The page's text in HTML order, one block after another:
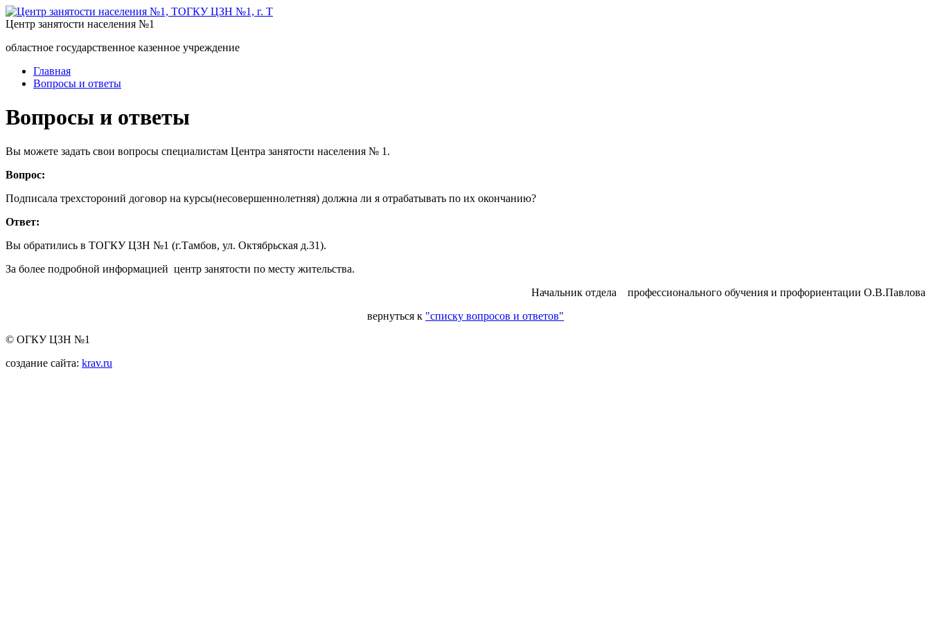
Центр занятости населения №1
областное государственное казенное учреждение
Главная
Вопросы и ответы
Вопросы и ответы
Вы можете задать свои вопросы специалистам Центра занятости населения № 1.
Вопрос:
Подписала трехстороний договор на курсы(несовершеннолетняя) должна ли я отрабатывать по их окончанию?
Ответ:
Вы обратились в ТОГКУ ЦЗН №1 (г.Тамбов, ул. Октябрьская д.31).
За более подробной информацией центр занятости по месту жительства.
Начальник отдела профессионального обучения и профориентации О.В.Павлова
вернуться к "списку вопросов и ответов"
© ОГКУ ЦЗН №1
создание сайта: krav.ru